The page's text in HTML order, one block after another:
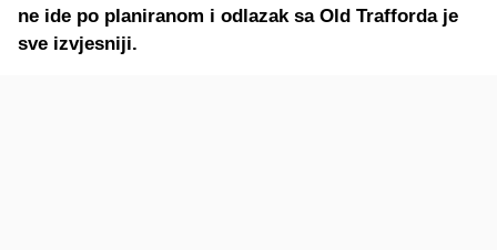
ne ide po planiranom i odlazak sa Old Trafforda je
sve izvjesniji.